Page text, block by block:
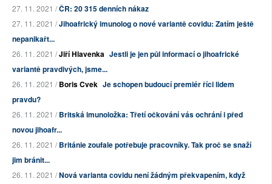
27. 11. 2021 /ČR: 20 315 denních nákaz
27. 11. 2021 /Jihoafrický imunolog o nové variantě covidu: Zatím ještě
nepanikařt...
26. 11. 2021 /Jiří Hlavenka Jestli je jen půl informací o jihoafrické
variantě pravdivých, jsme...
26. 11. 2021 /Boris Cvek Je schopen budoucí premiér říci lidem
pravdu?
26. 11. 2021 /Britská imunoložka: Třetí očkování vás ochrání i před
novou jihoafr...
26. 11. 2021 /Británie zoufale potřebuje pracovníky. Tak proč se snaží
jim bránit...
26. 11. 2021 /Nová varianta covidu není žádným překvapením, když